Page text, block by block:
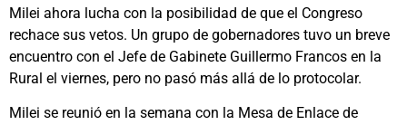
Milei ahora lucha con la posibilidad de que el Congreso
rechace sus vetos. Un grupo de gobernadores tuvo un breve
encuentro con el Jefe de Gabinete Guillermo Francos en la
Rural el viernes, pero no pasó más allá de lo protocolar.
Milei se reunió en la semana con la Mesa de Enlace de